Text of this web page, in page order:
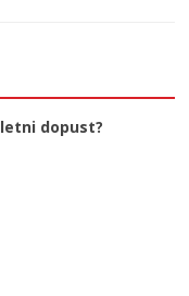
dopust?